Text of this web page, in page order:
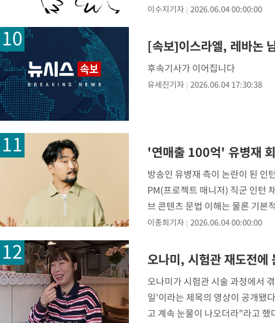
다.
이수지기자 2026.06.04 00:00:00
[속보]이스라엘, 레바논
후속기사가 이어집니다
유세진기자 2026.06.04 17:30:38
'연매출 100억' 유병재
방송인 유병재 측이 논란이 된 인
PM(프로젝트 매니저) 직군 인턴
브 콘텐츠 문법 이해는 물론 기본
에 대한
이종희기자 2026.06.04 00:00:00
오나미, 시험관 재도전
오나미가 시험관 시술 과정에서
일'이라는 제목의 영상이 공개됐
고 계속 눈물이 나오더라"라고